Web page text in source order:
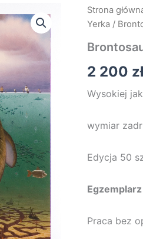
Strona
Yerka /
2 200
Wysokiej
wymiar
Edycja 50
Praca bez